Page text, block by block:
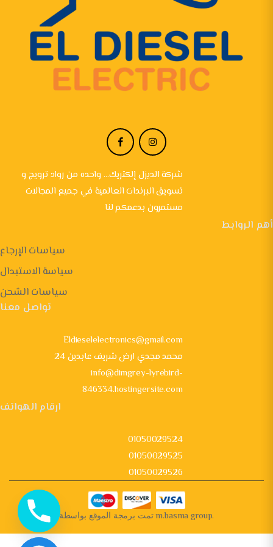
شركة الديزل إلكتريك... واحده من رواد ترويج و
تسويق البرندات العالمية في جميع المجالات
مستمرون بدعمكم لنا
أهم الروابط
سياسات الإرجاع
سياسة الاستبدال
سياسات الشحن
تواصل معنا
Eldieselelectronics@gmail.com
24 محمد مجدي ارض شريف عابدين
info@dimgrey-lyrebird-
846334.hostingersite.com
ارقام الهواتف
01050029524
01050029525
01050029526
تمت برمجة الموقع بواسطةm.basma group.